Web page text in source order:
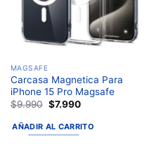
MAGSAFE
Carcasa Magnetica Para
iPhone 15 Pro Magsafe
$9.990 $7.990
AÑADIR AL CARRITO